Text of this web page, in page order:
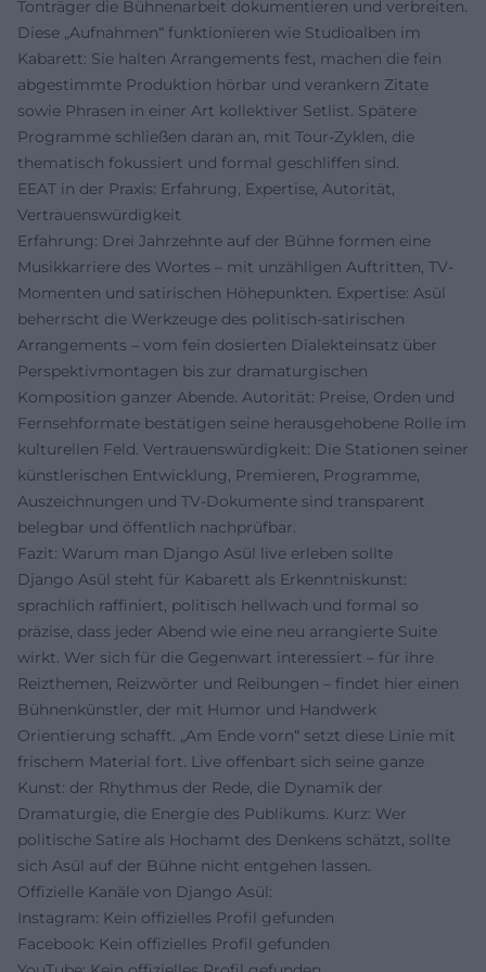
Tonträger die Bühnenarbeit dokumentieren und verbreiten.
Diese „Aufnahmen“ funktionieren wie Studioalben im
Kabarett: Sie halten Arrangements fest, machen die fein
abgestimmte Produktion hörbar und verankern Zitate
sowie Phrasen in einer Art kollektiver Setlist. Spätere
Programme schließen daran an, mit Tour-Zyklen, die
thematisch fokussiert und formal geschliffen sind.
EEAT in der Praxis: Erfahrung, Expertise, Autorität,
Vertrauenswürdigkeit
Erfahrung: Drei Jahrzehnte auf der Bühne formen eine
Musikkarriere des Wortes – mit unzähligen Auftritten, TV-
Momenten und satirischen Höhepunkten. Expertise: Asül
beherrscht die Werkzeuge des politisch-satirischen
Arrangements – vom fein dosierten Dialekteinsatz über
Perspektivmontagen bis zur dramaturgischen
Komposition ganzer Abende. Autorität: Preise, Orden und
Fernsehformate bestätigen seine herausgehobene Rolle im
kulturellen Feld. Vertrauenswürdigkeit: Die Stationen seiner
künstlerischen Entwicklung, Premieren, Programme,
Auszeichnungen und TV-Dokumente sind transparent
belegbar und öffentlich nachprüfbar.
Fazit: Warum man Django Asül live erleben sollte
Django Asül steht für Kabarett als Erkenntniskunst:
sprachlich raffiniert, politisch hellwach und formal so
präzise, dass jeder Abend wie eine neu arrangierte Suite
wirkt. Wer sich für die Gegenwart interessiert – für ihre
Reizthemen, Reizwörter und Reibungen – findet hier einen
Bühnenkünstler, der mit Humor und Handwerk
Orientierung schafft. „Am Ende vorn“ setzt diese Linie mit
frischem Material fort. Live offenbart sich seine ganze
Kunst: der Rhythmus der Rede, die Dynamik der
Dramaturgie, die Energie des Publikums. Kurz: Wer
politische Satire als Hochamt des Denkens schätzt, sollte
sich Asül auf der Bühne nicht entgehen lassen.
Offizielle Kanäle von Django Asül:
Instagram: Kein offizielles Profil gefunden
Facebook: Kein offizielles Profil gefunden